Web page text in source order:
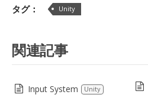
タグ： Unity
関連記事
Input System Unity